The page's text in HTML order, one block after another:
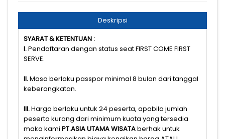
Deskripsi
SYARAT & KETENTUAN :
I.Pendaftaran dengan status seat FIRST COME FIRST
SERVE.
II.Masa berlaku passpor minimal 8 bulan dari tanggal
keberangkatan.
III.Harga berlaku untuk 24 peserta, apabila jumlah
peserta kurang dari minimum kuota yang tersedia
maka kami PT.ASIA UTAMA WISATAberhak untuk